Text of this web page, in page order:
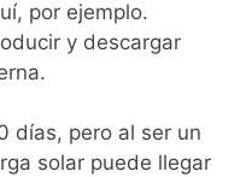
por ejemplo.
y descargar
días, pero al ser un
solar puede llegar